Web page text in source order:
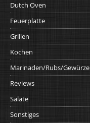
Dutch Oven
Feuerplatte
Grillen
Kochen
Marinaden/Rubs/Gewürze
Reviews
Salate
Sonstiges